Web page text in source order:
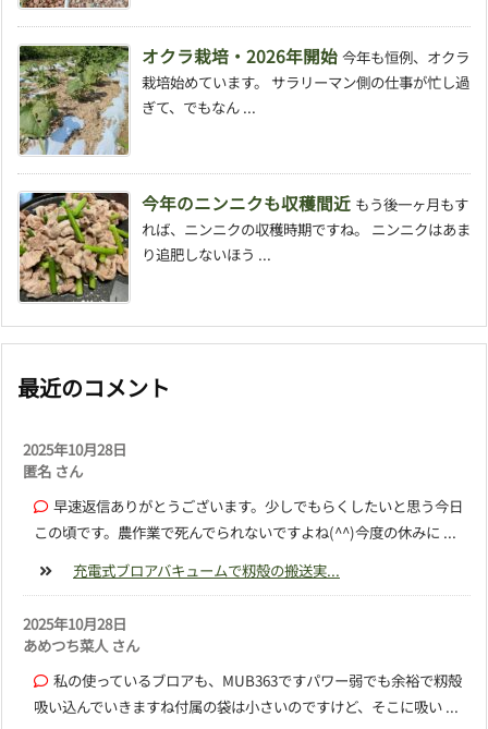
オクラ栽培・2026年開始 今年も恒例、オクラ
栽培始めています。 サラリーマン側の仕事が忙し過
ぎて、でもなん ...
今年のニンニクも収穫間近 もう後一ヶ月もす
れば、ニンニクの収穫時期ですね。 ニンニクはあま
り追肥しないほう ...
最近のコメント
2025年10月28日
匿名 さん
早速返信ありがとうございます。少しでもらくしたいと思う今日
この頃です。農作業で死んでられないですよね(^^)今度の休みに ...
充電式ブロアバキュームで籾殻の搬送実...
2025年10月28日
あめつち菜人 さん
私の使っているブロアも、MUB363ですパワー弱でも余裕で籾殻
吸い込んでいきますね付属の袋は小さいのですけど、そこに吸い ...